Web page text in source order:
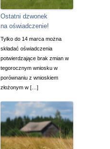
Ostatni dzwonek
na oświadczenie!
Tylko do 14 marca można
składać oświadczenia
potwierdzające brak zmian w
tegorocznym wniosku w
porównaniu z wnioskiem
złożonym w […]